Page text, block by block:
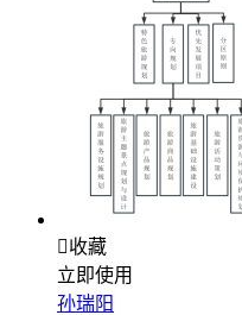
收藏
立即使用
孙瑞阳